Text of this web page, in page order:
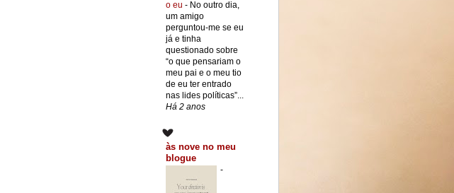
o eu - No outro dia,
um amigo
perguntou-me se eu
já e tinha
questionado sobre
“o que pensariam o
meu pai e o meu tio
de eu ter entrado
nas lides políticas”...
Há 2 anos
às nove no meu
blogue
-